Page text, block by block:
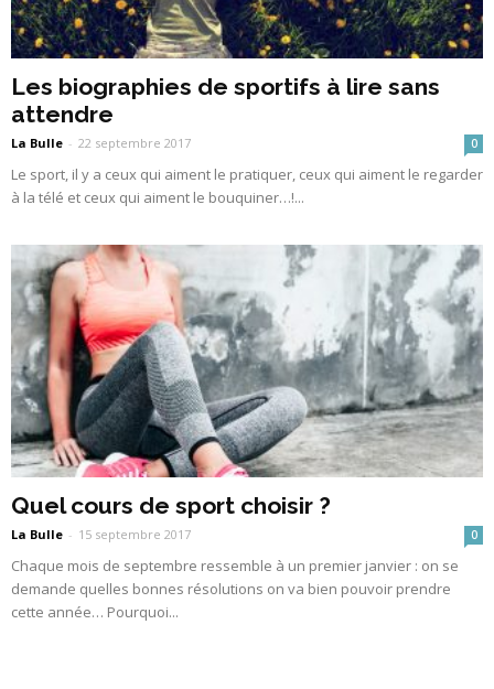
Les biographies de sportifs à lire sans
attendre
La Bulle - 22 septembre 2017 0
Le sport, il y a ceux qui aiment le pratiquer, ceux qui aiment le regarder
à la télé et ceux qui aiment le bouquiner…!...
Quel cours de sport choisir ?
La Bulle - 15 septembre 2017 0
Chaque mois de septembre ressemble à un premier janvier : on se
demande quelles bonnes résolutions on va bien pouvoir prendre
cette année… Pourquoi...